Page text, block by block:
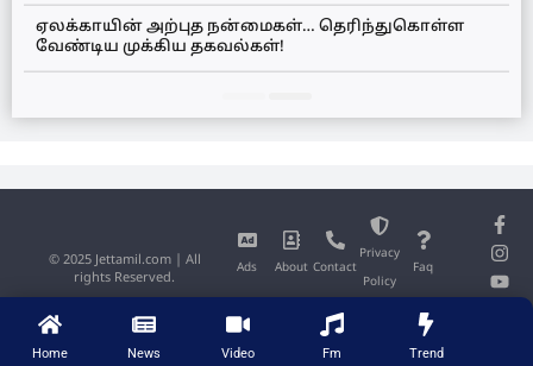
Home News Video Fm Trend
ஏலக்காயின் அற்புத நன்மைகள்… தெரிந்துகொள்ள
வேண்டிய முக்கிய தகவல்கள்!
Ads About Contact
Privacy
Policy
Faq
© 2025 Jettamil.com | All
rights Reserved.